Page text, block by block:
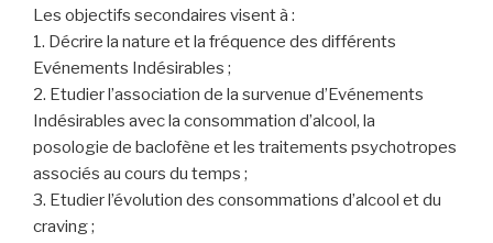
Les objectifs secondaires visent à :
1. Décrire la nature et la fréquence des différents
Evénements Indésirables ;
2. Etudier l’association de la survenue d’Evénements
Indésirables avec la consommation d’alcool, la
posologie de baclofène et les traitements psychotropes
associés au cours du temps ;
3. Etudier l’évolution des consommations d’alcool et du
craving ;